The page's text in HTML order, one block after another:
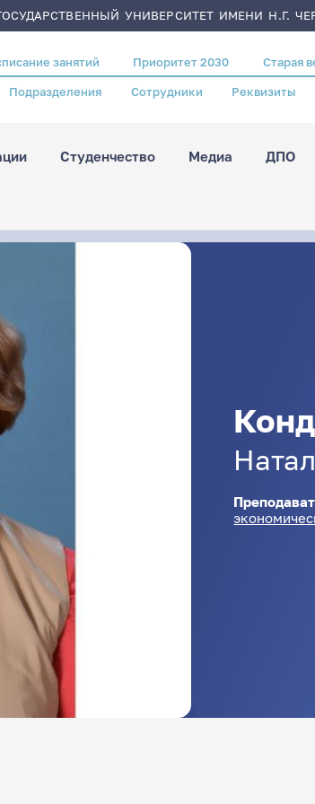
УНИВЕРСИТЕТ ИМЕНИ Н.Г.
занятий Приоритет 2030 Старая
Подразделения Сотрудники Реквизиты
Студенчество Медиа ДПО